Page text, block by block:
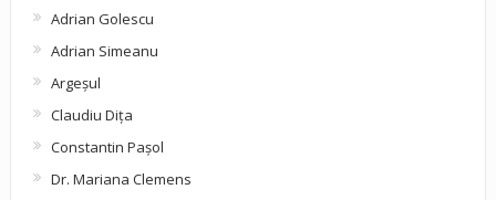
Adrian Golescu
Adrian Simeanu
Argeşul
Claudiu Diţa
Constantin Pașol
Dr. Mariana Clemens